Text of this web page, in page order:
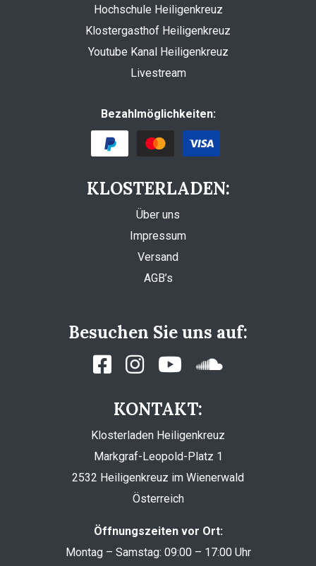
Hochschule Heiligenkreuz
Klostergasthof Heiligenkreuz
Youtube Kanal Heiligenkreuz
Livestream
Bezahlmöglichkeiten:
KLOSTERLADEN:
Über uns
Impressum
Versand
AGB’s
Besuchen Sie uns auf:
KONTAKT:
Klosterladen Heiligenkreuz
Markgraf-Leopold-Platz 1
2532 Heiligenkreuz im Wienerwald
Österreich
Öffnungszeiten vor Ort:
Montag – Samstag: 09:00 – 17:00 Uhr